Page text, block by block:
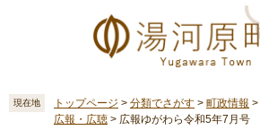
現在地 トップページ > 分類でさがす > 町政情報 >
広報・広聴 > 広報ゆがわら令和5年7月号